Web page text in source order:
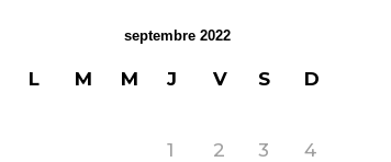
septembre 2022
L M M J V S D
1 2 3 4